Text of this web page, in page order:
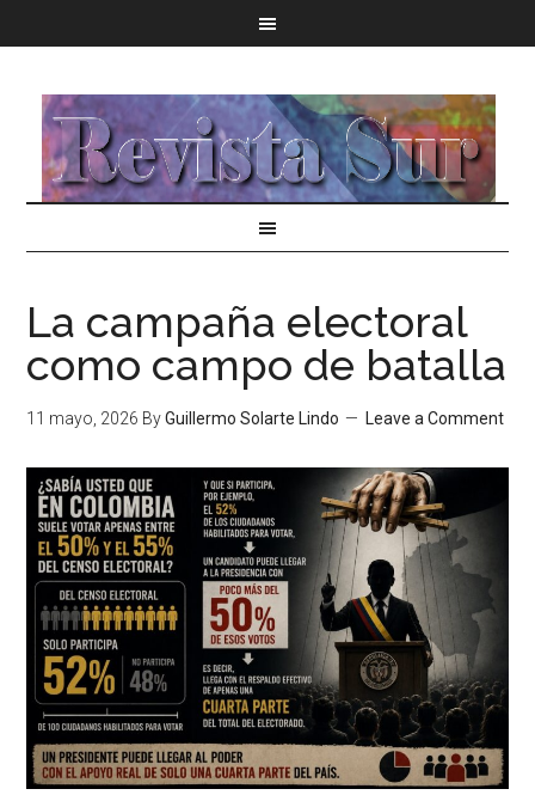
La campaña electoral
como campo de batalla
11 mayo, 2026 ByGuillermo Solarte Lindo Leave a Comment